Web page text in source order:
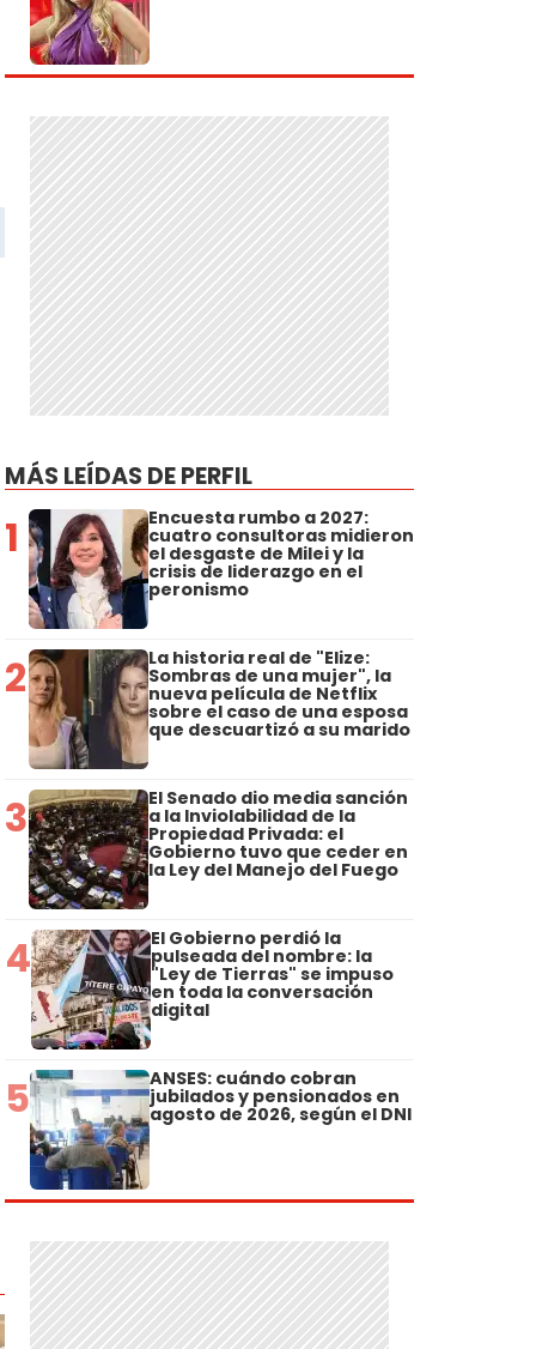
MÁS LEÍDAS DE PERFIL
1 Encuesta rumbo a 2027:
cuatro consultoras midieron
el desgaste de Milei y la
crisis de liderazgo en el
peronismo
2 La historia real de "Elize:
Sombras de una mujer", la
nueva película de Netflix
sobre el caso de una esposa
que descuartizó a su marido
3 El Senado dio media sanción
a la Inviolabilidad de la
Propiedad Privada: el
Gobierno tuvo que ceder en
la Ley del Manejo del Fuego
4 El Gobierno perdió la
pulseada del nombre: la
"Ley de Tierras" se impuso
en toda la conversación
digital
5 ANSES: cuándo cobran
jubilados y pensionados en
agosto de 2026, según el DNI